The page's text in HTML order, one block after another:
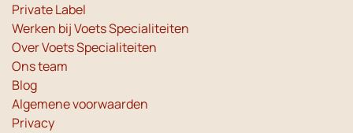
Private Label
Werken bij Voets Specialiteiten
Over Voets Specialiteiten
Ons team
Blog
Algemene voorwaarden
Privacy